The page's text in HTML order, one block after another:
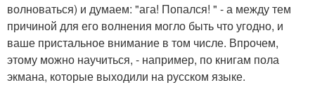
волноваться) и думаем: "ага! Попался! " - а между тем
причиной для его волнения могло быть что угодно, и
ваше пристальное внимание в том числе. Впрочем,
этому можно научиться, - например, по книгам пола
экмана, которые выходили на русском языке.